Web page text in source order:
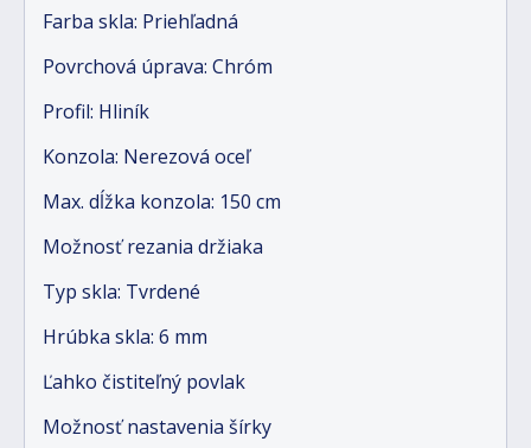
Farba skla: Priehľadná
Povrchová úprava: Chróm
Profil: Hliník
Konzola: Nerezová oceľ
Max. dĺžka konzola: 150 cm
Možnosť rezania držiaka
Typ skla: Tvrdené
Hrúbka skla: 6 mm
Ľahko čistiteľný povlak
Možnosť nastavenia šírky